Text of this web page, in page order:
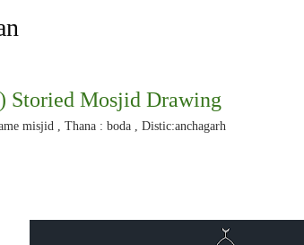
Storied Mosjid Drawing
misjid , Thana : boda , Distic:anchagarh